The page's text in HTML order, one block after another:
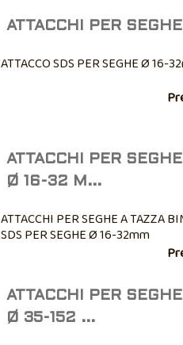
ATTACCHI PER
ATTACCO SDS PER SEGHE Ø 16-
ATTACCHI PER
Ø 16-32 M...
ATTACCHI PER SEGHE A TAZZA
SDS PER SEGHE Ø 16-32mm
ATTACCHI PER
Ø 35-152 ...